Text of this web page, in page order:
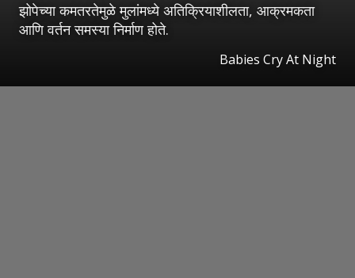
झोपेच्या कमतरतेमुळे मुलांमध्ये अतिक्रियाशीलता, आक्रमकता
आणि वर्तन समस्या निर्माण होते.
Babies Cry At Night